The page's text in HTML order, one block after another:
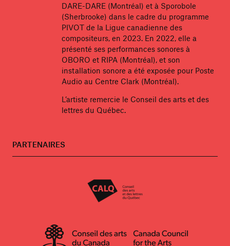
DARE-DARE (Montréal) et à Sporobole
(Sherbrooke) dans le cadre du programme
PIVOT de la Ligue canadienne des
compositeurs, en 2023. En 2022, elle a
présenté ses performances sonores à
OBORO et RIPA (Montréal), et son
installation sonore a été exposée pour Poste
Audio au Centre Clark (Montréal).
L’artiste remercie le Conseil des arts et des
lettres du Québec.
PARTENAIRES